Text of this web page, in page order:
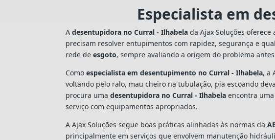
Especialista em
Adesentupidora no Curral - Ilhabela da Ajax Soluções
precisam resolver entupimentos com rapidez, segurança e
rede deesgoto, sempre avaliando a origem do problema
Comoespecialista em desentupimento no Curral - Ilhabela, a
voltando pelo ralo, mau cheiro na tubulação, pia escoando
procura umadesentupidora no Curral - Ilhabela encontra
serviço com equipamentos apropriados.
A Ajax Soluções segue boas práticas alinhadas às normas da
principalmente em serviços que envolvem manutenção